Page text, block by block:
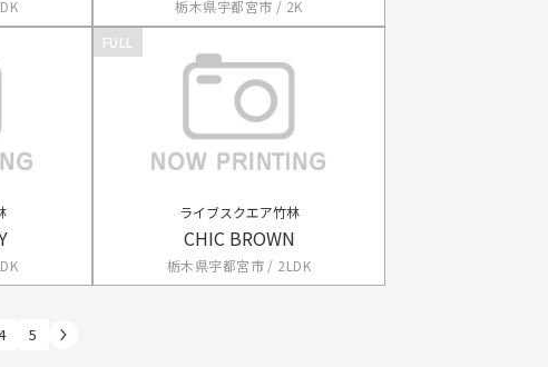
栃木県宇都宮市 / 2K
FULL
ライブスクエア竹林
CHIC BROWN
栃木県宇都宮市 / 2LDK
5